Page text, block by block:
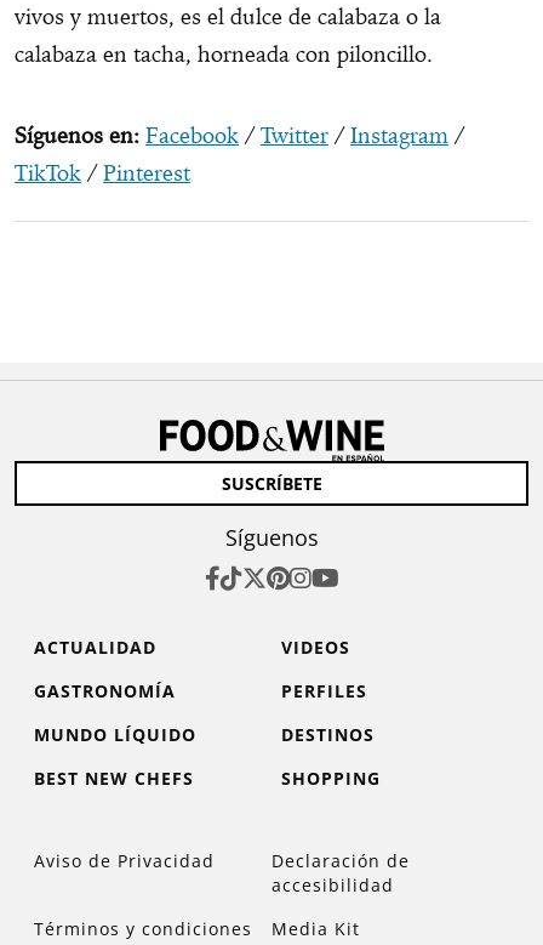
vivos y muertos, es el dulce de calabaza o la
calabaza en tacha, horneada con piloncillo.
Síguenos en: Facebook /Twitter /Instagram /
TikTok /Pinterest
SUSCRÍBETE
Síguenos
ACTUALIDAD
VIDEOS
GASTRONOMÍA
PERFILES
MUNDO LÍQUIDO
DESTINOS
BEST NEW CHEFS
SHOPPING
Aviso de Privacidad
Declaración de
accesibilidad
Términos y condiciones
Media Kit